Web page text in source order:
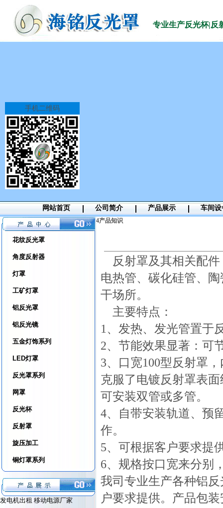
专业生产反光杯|反
网站首页 公司简介 产品展示 车间设
花纹反光罩
角度反射器
灯罩
工矿灯罩
铝反光罩
铝反光镜
五金灯饰系列
LED灯罩
反光罩系列
网罩
反光杯
反射罩
旋压加工
铜灯罩系列
发电机出租 移动电源厂家
4产品知识
反射罩及其相关配件
电热管、碳化硅管、
干场所。
主要特点：
1、发热、发光管置于
2、节能效果显著：可
3、口宽100型反射罩
克服了电镀反射罩表
可安装双管或多管。
4、自带安装轨道、预
作。
5、可根据客户要求提
6、规格按口宽来分别
我司专业生产各种铝
户要求提供。产品包
手机二维码